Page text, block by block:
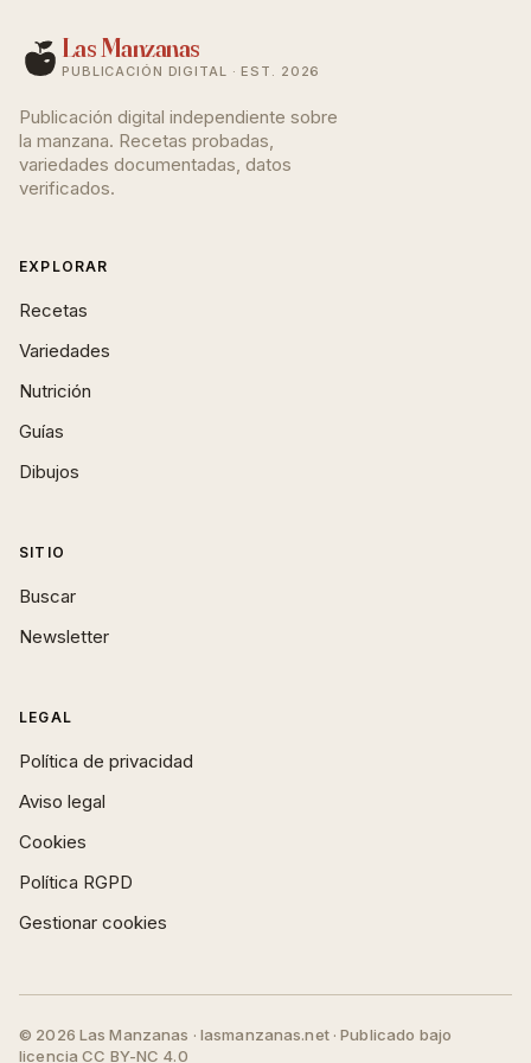
Las Manzanas
PUBLICACIÓN DIGITAL · EST. 2026
Publicación digital independiente sobre
la manzana. Recetas probadas,
variedades documentadas, datos
verificados.
EXPLORAR
Recetas
Variedades
Nutrición
Guías
Dibujos
SITIO
Buscar
Newsletter
LEGAL
Política de privacidad
Aviso legal
Cookies
Política RGPD
Gestionar cookies
© 2026 Las Manzanas · lasmanzanas.net · Publicado bajo
licencia CC BY-NC 4.0